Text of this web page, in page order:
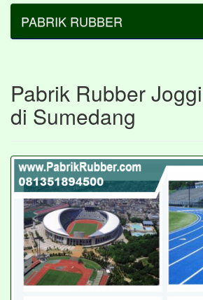
PABRIK RUBBER
Pabrik Rubber
di Sumedang